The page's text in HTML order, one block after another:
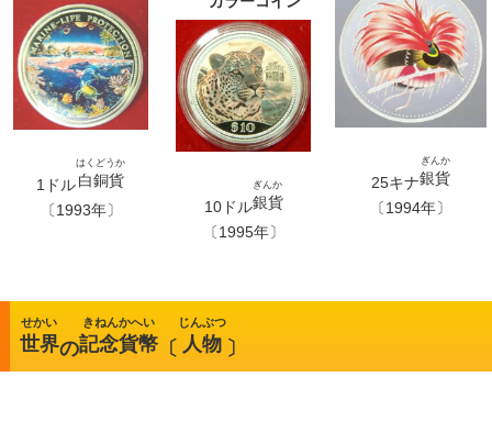
1ドル白銅貨
はくどうか
〔1993年〕 10ドル銀貨
ぎんか
〔1995年〕
25キナ銀貨
ぎんか
〔1994年〕
世界
せかい
の記念貨幣
きねんかへい
〔 人物
じんぶつ
〕